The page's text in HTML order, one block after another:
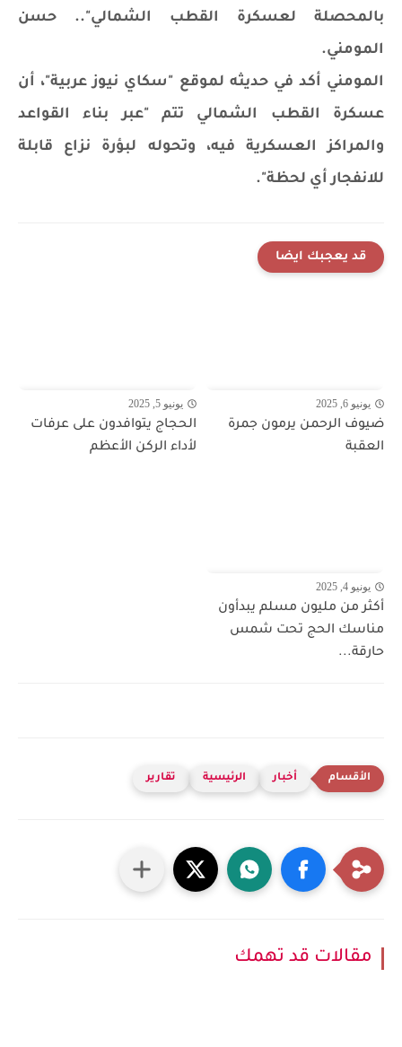
بالمحصلة لعسكرة القطب الشمالي".. حسن
المومني.
المومني أكد في حديثه لموقع "سكاي نيوز عربية"، أن
عسكرة القطب الشمالي تتم "عبر بناء القواعد
والمراكز العسكرية فيه، وتحوله لبؤرة نزاع قابلة
للانفجار أي لحظة".
قد يعجبك ايضا
يونيو 6, 2025
ضيوف الرحمن يرمون جمرة
العقبة
يونيو 5, 2025
الحجاج يتوافدون على عرفات
لأداء الركن الأعظم
يونيو 4, 2025
أكثر من مليون مسلم يبدأون
مناسك الحج تحت شمس
حارقة...
أخبار الرئيسية تقارير
مقالات قد تهمك